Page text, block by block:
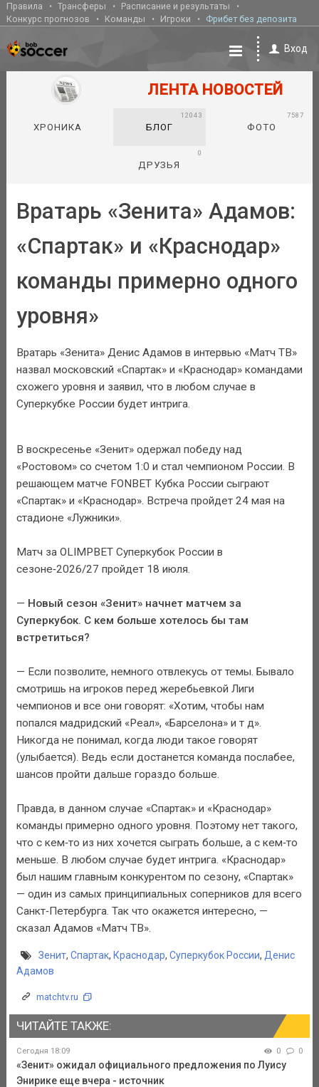
Правила Трансферы
Расписание и результаты
Конкурс прогнозов
Команды Игроки Фрибет без депозита
Вход
ЛЕНТА НОВОСТЕЙ
ХРОНИКА БЛОГ
12043
ФОТО
7587
ДРУЗЬЯ
0
Вратарь «Зенита» Адамов:
«Спартак» и «Краснодар»
команды примерно одного
уровня»
Вратарь «Зенита» Денис Адамов в интервью «Матч ТВ»
назвал московский «Спартак» и «Краснодар» командами
схожего уровня и заявил, что в любом случае в
Суперкубке России будет интрига.
В воскресенье «Зенит» одержал победу над
«Ростовом» со счетом 1:0 и стал чемпионом России. В
решающем матче FONBET Кубка России сыграют
«Спартак» и «Краснодар». Встреча пройдет 24 мая на
стадионе «Лужники».
Матч за OLIMPBET Суперкубок России в
сезоне‑2026/27 пройдет 18 июля.
— Новый сезон «Зенит» начнет матчем за
Суперкубок. С кем больше хотелось бы там
встретиться?
— Если позволите, немного отвлекусь от темы. Бывало
смотришь на игроков перед жеребьевкой Лиги
чемпионов и все они говорят: «Хотим, чтобы нам
попался мадридский «Реал», «Барселона» и т д».
Никогда не понимал, когда люди такое говорят
(улыбается). Ведь если достанется команда послабее,
шансов пройти дальше гораздо больше.
Правда, в данном случае «Спартак» и «Краснодар»
команды примерно одного уровня. Поэтому нет такого,
что с кем‑то из них хочется сыграть больше, а с кем‑то
меньше. В любом случае будет интрига. «Краснодар»
был нашим главным конкурентом по сезону, «Спартак»
— один из самых принципиальных соперников для всего
Санкт‑Петербурга. Так что окажется интересно, —
сказал Адамов «Матч ТВ».
Зенит, Спартак, Краснодар, Суперкубок России, Денис
Адамов
matchtv.ru
ЧИТАЙТЕ ТАКЖЕ:
Сегодня 18:09 0 0
«Зенит» ожидал официального предложения по Луису
Энирике еще вчера - источник